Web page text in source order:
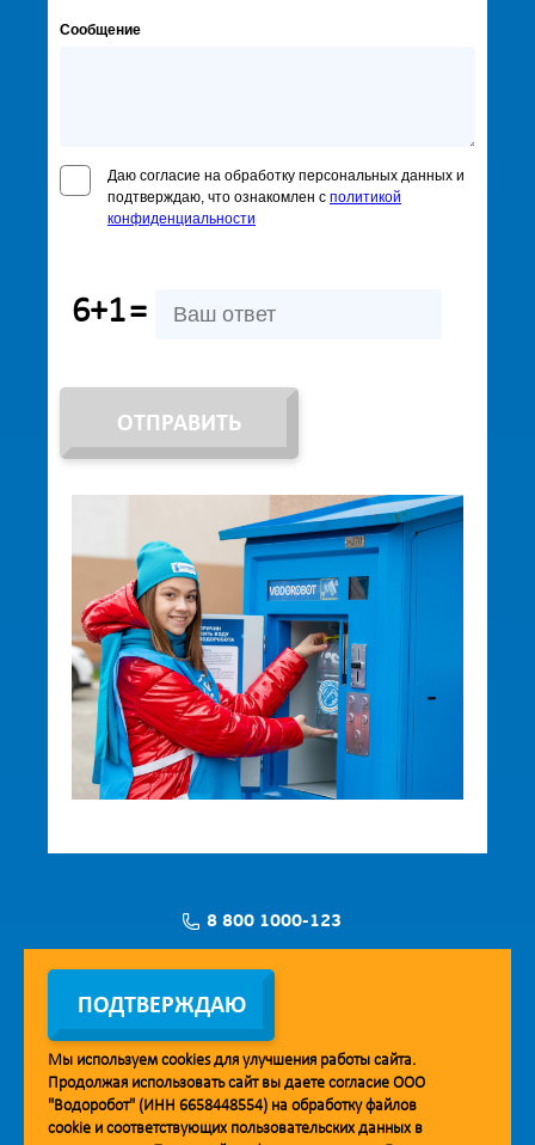
Сообщение
Даю согласие на обработку персональных данных и
подтверждаю, что ознакомлен с политикой
конфиденциальности
6+1=
ОТПРАВИТЬ
8 800 1000-123
Заявка на установку
Мобильное приложение Vodorobot
ПОДТВЕРЖДАЮ
Мы используем cookiesдля улучшения работы сайта.
Продолжая использовать сайт вы даете согласие ООО
"Водоробот" (ИНН 6658448554) на обработку файлов
cookie и соответствующих пользовательских данных в